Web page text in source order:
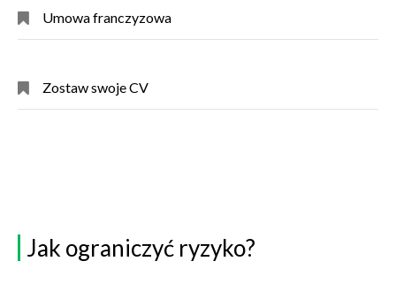
Umowa franczyzowa
Zostaw swoje CV
Jak ograniczyć ryzyko?